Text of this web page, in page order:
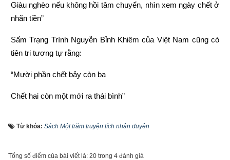
Giàu nghèo nếu không hồi tâm chuyển, nhìn xem ngày chết ở
nhãn tiền”
Sấm Trạng Trình Nguyễn Bỉnh Khiêm của Việt Nam cũng có
tiên tri tương tự rằng:
“Mười phần chết bảy còn ba
Chết hai còn một mới ra thái bình”
được xem.
Trên đời có người hành Đại Thiện, gặp kiếp nạn này cũng bình
Từ khóa: Sách Một trăm truyện tích nhân duyên
Tổng số điểm của bài viết là: 20 trong 4 đánh giá